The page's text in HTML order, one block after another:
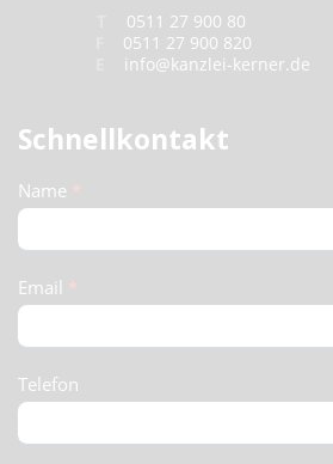
0511 27 900 80
0511 27 900 820
info@kanzlei-kerner.de
Schnellkontakt
Schnellkontakt
(Footer)
Name *
Email *
Telefon